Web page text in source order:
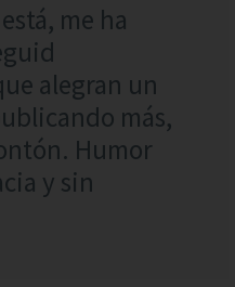
me ha
alegran un
más,
Humor
y sin